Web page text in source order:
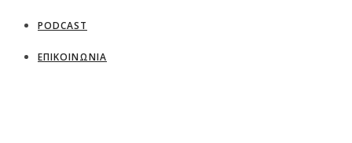
PODCAST
ΕΠΙΚΟΙΝΩΝΙΑ